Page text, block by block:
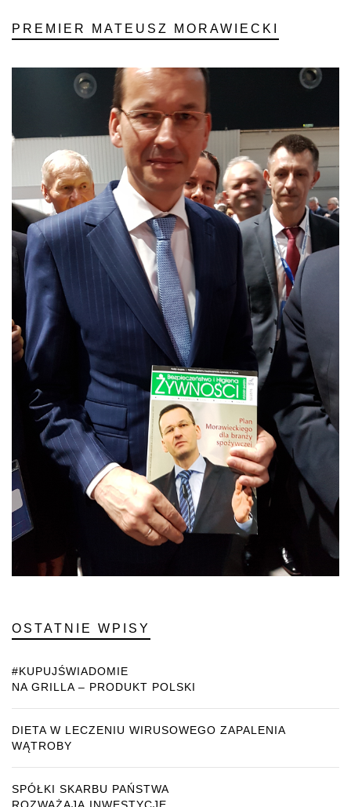
PREMIER MATEUSZ MORAWIECKI
OSTATNIE WPISY
#KUPUJŚWIADOMIE
NA GRILLA – PRODUKT POLSKI
DIETA W LECZENIU WIRUSOWEGO ZAPALENIA
WĄTROBY
SPÓŁKI SKARBU PAŃSTWA